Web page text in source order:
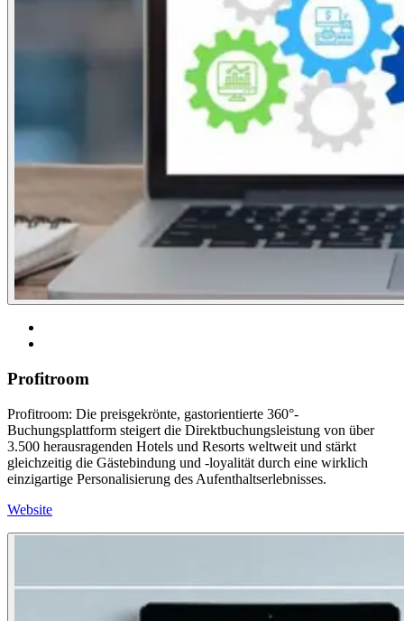
Profitroom
Profitroom: Die preisgekrönte, gastorientierte 360°-
Buchungsplattform steigert die Direktbuchungsleistung von über
3.500 herausragenden Hotels und Resorts weltweit und stärkt
gleichzeitig die Gästebindung und -loyalität durch eine wirklich
einzigartige Personalisierung des Aufenthaltserlebnisses.
Website